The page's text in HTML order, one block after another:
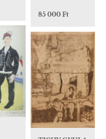
85 000 Ft